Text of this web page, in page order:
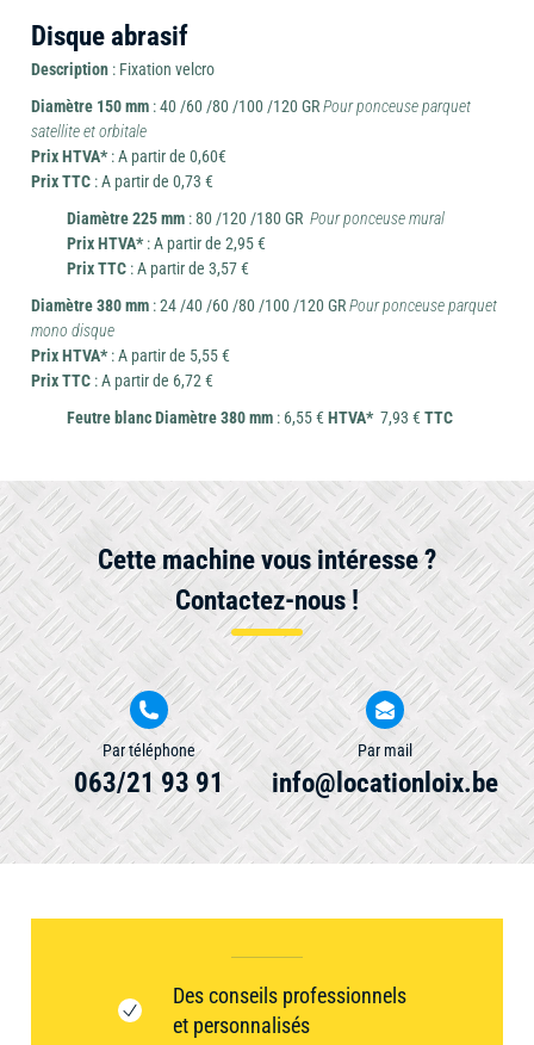
Mini-
pelle
et
brouette
Ponceuse
béton
déshumidificateur
Disque abrasif
Description : Fixation velcro
Diamètre 150 mm : 40 /60 /80 /100 /120 GRPour ponceuse parquet
satellite et orbitale
Prix HTVA* : A partir de 0,60€
Prix TTC : A partir de 0,73 €
Diamètre 225 mm : 80 /120 /180 GR Pour ponceuse mural
Prix HTVA* : A partir de 2,95 €
Prix TTC : A partir de 3,57 €
Diamètre 380 mm : 24 /40 /60 /80 /100 /120 GRPour ponceuse parquet
mono disque
Prix HTVA* : A partir de 5,55 €
Prix TTC : A partir de 6,72 €
Feutre blanc Diamètre 380 mm : 6,55 €HTVA* 7,93 €TTC
Cette machine vous intéresse ?
Contactez-nous !
Par téléphone
063/21 93 91
Par mail
info@locationloix.be
Des conseils professionnels
et personnalisés